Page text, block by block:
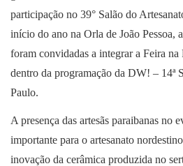
participação no 39° Salão do
início do ano na Orla de João Pessoa,
foram convidadas a integrar a Feira na
dentro da programação da DW! – 14ª
Paulo.
A presença das artesãs paraibanas no
importante para o artesanato
inovação da cerâmica produzida no